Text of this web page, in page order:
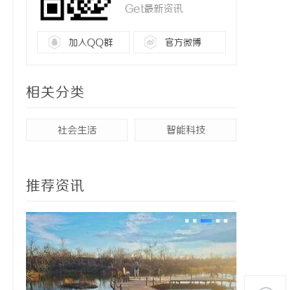
Get最新资讯
加入QQ群 官方微博
相关分类
社会生活 智能科技
推荐资讯